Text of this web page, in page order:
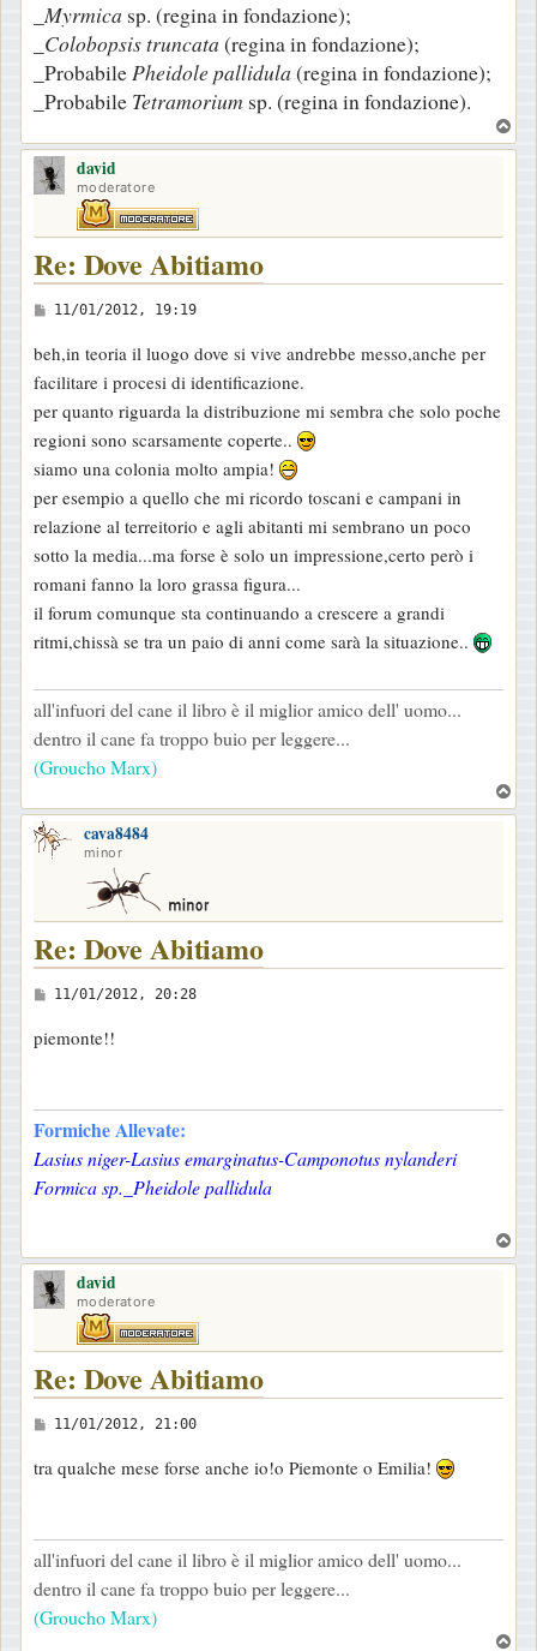
Myrmica sp. (regina in fondazione);
Colobopsis truncata (regina in fondazione);
_ProbabilePheidole pallidula (regina in fondazione);
_Probabile Tetramorium sp. (regina in fondazione).
o
david
moderatore
Re: Dove Abitiamo
M
s
s
a
g
g
i
o
11/01/2012, 19:19
beh,in teoria il luogo dove si vive andrebbe messo,anche per
facilitare i procesi di identificazione.
per quanto riguarda la distribuzione mi sembra che solo poche
regioni sono scarsamente coperte..
siamo una colonia molto ampia!
per esempio a quello che mi ricordo toscani e campani in
relazione al terreitorio e agli abitanti mi sembrano un poco
sotto la media...ma forse è solo un impressione,certo però i
romani fanno la loro grassa figura...
il forum comunque sta continuando a crescere a grandi
ritmi,chissà se tra un paio di anni come sarà la situazione..
all'infuori del cane il libro è il miglior amico dell' uomo...
dentro il cane fa troppo buio per leggere...
(Groucho Marx)
o
cava8484
minor
Re: Dove Abitiamo
M
s
a
g
g
i
11/01/2012, 20:28
piemonte!!
Formiche Allevate:
Lasius niger-Lasius emarginatus-Camponotus nylanderi
Formica sp._Pheidole pallidula
o
david
moderatore
Re: Dove Abitiamo
M
s
a
g
g
i
11/01/2012, 21:00
tra qualche mese forse anche io!o Piemonte o Emilia!
all'infuori del cane il libro è il miglior amico dell' uomo...
dentro il cane fa troppo buio per leggere...
(Groucho Marx)